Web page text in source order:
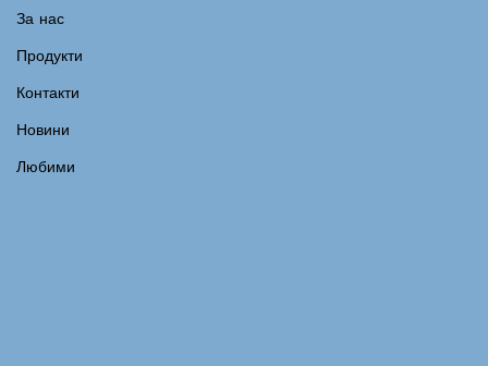
За нас
Продукти
Контакти
Новини
Любими